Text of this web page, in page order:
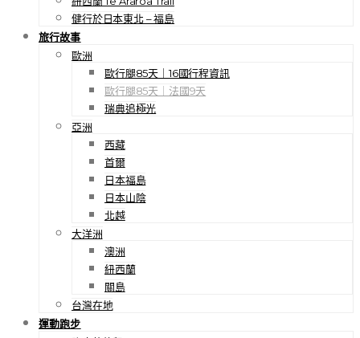
健行於日本東北 – 福島
旅行故事
歐洲
歐行腿85天｜16國行程資訊
歐行腿85天｜法國9天
瑞典追極光
亞洲
西藏
首爾
日本福島
日本山陰
北越
大洋洲
澳洲
紐西蘭
關島
台灣在地
運動跑步